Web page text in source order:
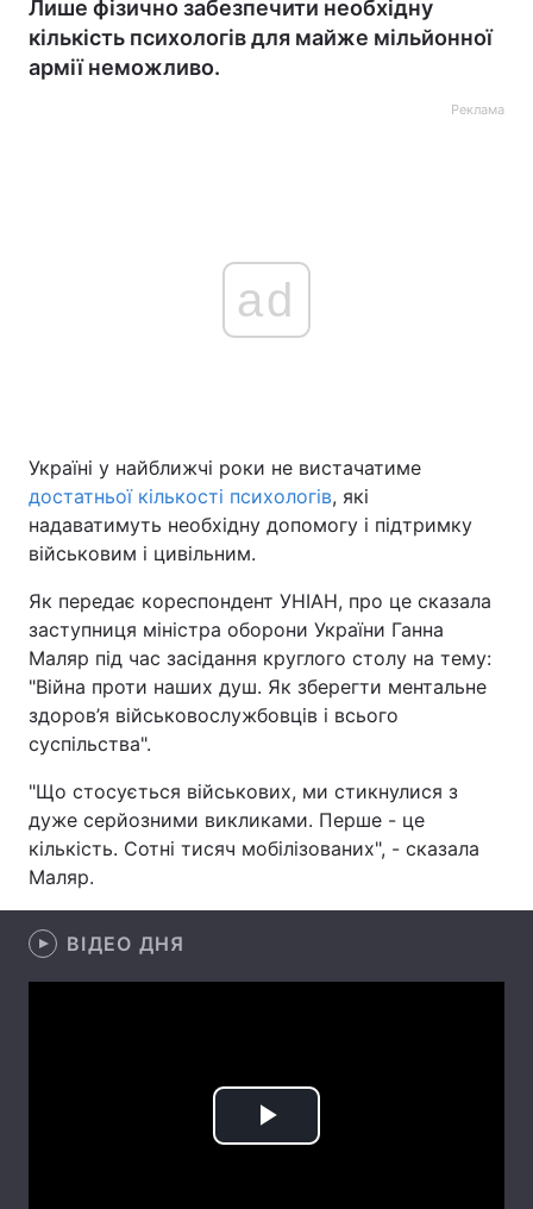
Головна Війна
Україна Політика
Спорт Наука
Техно і зв'язок Лайт
Зброя
Здоров'я Туризм
Цікавинки Погода
Лонгріди
Лише фізично забезпечити необхідну
кількість психологів для майже мільйонної
армії неможливо.
Реклама
ad
Україні у найближчі роки не вистачатиме
достатньої кількості психологів, які
надаватимуть необхідну допомогу і підтримку
військовим і цивільним.
Як передає кореспондент УНІАН, про це сказала
заступниця міністра оборони України Ганна
Маляр під час засідання круглого столу на тему:
"Війна проти наших душ. Як зберегти ментальне
здоров’я військовослужбовців і всього
суспільства".
"Що стосується військових, ми стикнулися з
дуже серйозними викликами. Перше - це
кількість. Сотні тисяч мобілізованих", - сказала
Маляр.
ВІДЕО ДНЯ
Play